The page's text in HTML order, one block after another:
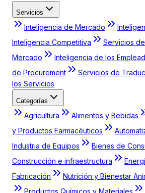
Servicios
Inteligencia de Mercado
Inteligencia Competitiva
Servicios
Mercado
Inteligencia de los
de Procurement
Servicios de
los Servicios
Categorías
Agricultura Alimentos y Bebidas
y Productos Farmacéuticos
Industria de Equipos
Bienes de
Construcción e infraestructura
Fabricación
Nutrición y Bienestar
Productos Químicos y Materiales